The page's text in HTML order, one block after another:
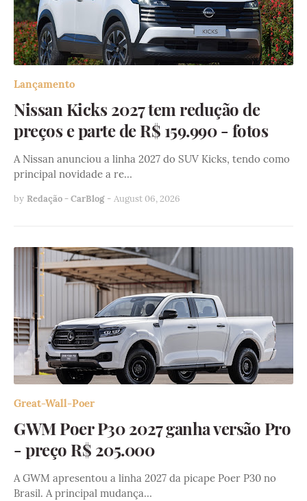
Lançamento
Nissan Kicks 2027 tem redução de
preços e parte de R$ 159.990 - fotos
A Nissan anunciou a linha 2027 do SUV Kicks, tendo como
principal novidade a re…
by Redação - CarBlog - August 06, 2026
Great-Wall-Poer
GWM Poer P30 2027 ganha versão Pro
- preço R$ 205.000
A GWM apresentou a linha 2027 da picape Poer P30 no
Brasil. A principal mudança…